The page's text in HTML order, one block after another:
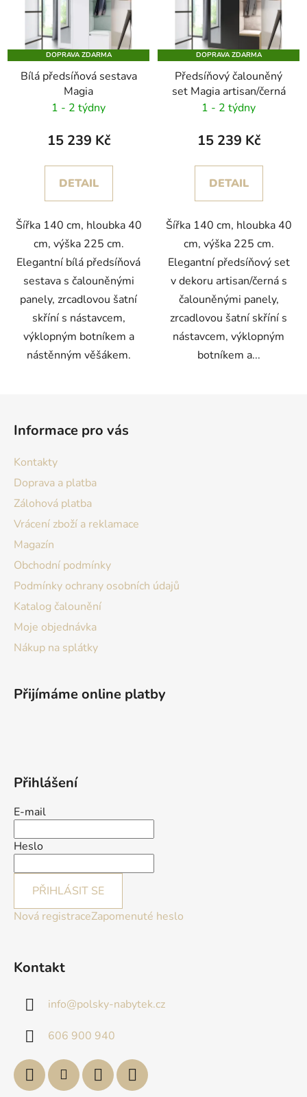
DOPRAVA ZDARMA
Bílá předsíňová sestava
Magia
1 - 2 týdny
15 239 Kč
DETAIL
Šířka 140 cm, hloubka 40
cm, výška 225 cm.
Elegantní bílá předsíňová
sestava s čalouněnými
panely, zrcadlovou šatní
skříní s nástavcem,
výklopným botníkem a
nástěnným věšákem.
DOPRAVA ZDARMA
Předsíňový čalouněný
set Magia artisan/černá
1 - 2 týdny
15 239 Kč
DETAIL
Šířka 140 cm, hloubka 40
cm, výška 225 cm.
Elegantní předsíňový set
v dekoru artisan/černá s
čalouněnými panely,
zrcadlovou šatní skříní s
nástavcem, výklopným
botníkem a...
Informace pro vás
Kontakty
Doprava a platba
Zálohová platba
Vrácení zboží a reklamace
Magazín
Obchodní podmínky
Podmínky ochrany osobních údajů
Katalog čalounění
Moje objednávka
Nákup na splátky
Přijímáme online platby
Přihlášení
E-mail
Heslo
PŘIHLÁSIT SE
Nová registraceZapomenuté heslo
Kontakt
info@polsky-nabytek.cz
606 900 940